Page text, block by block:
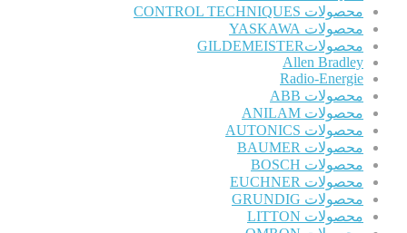
محصولات CONTROL TECHNIQUES
محصولات YASKAWA
محصولاتGILDEMEISTER
Allen Bradley
Radio-Energie
محصولات ABB
محصولات ANILAM
محصولات AUTONICS
محصولات BAUMER
محصولات BOSCH
محصولات EUCHNER
محصولات GRUNDIG
محصولات LITTON